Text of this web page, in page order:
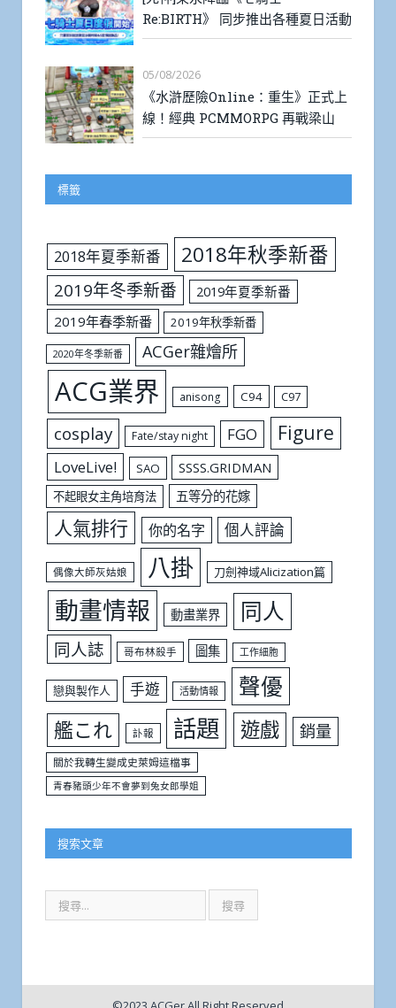
Re:BIRTH》 同步推出各種夏日活動
05/08/2026
《水滸歷險Online：重生》正式上
線！經典 PCMMORPG 再戰梁山
標籤
2018年夏季新番 2018年秋季新番
2019年冬季新番
2019年夏季新番
2019年春季新番
2019年秋季新番
2020年冬季新番 ACGer雜燴所
ACG業界 anisong C94 C97
cosplay Fate/stay night FGO Figure
LoveLive! SAO SSSS.GRIDMAN
不起眼女主角培育法 五等分的花嫁
人氣排行 你的名字 個人評論
偶像大師灰姑娘 八掛 刀劍神域Alicization篇
動畫情報 動畫業界 同人
同人誌 哥布林殺手 圖集 工作細胞
戀與製作人 手遊 活動情報 聲優
艦これ 訃報 話題 遊戲 銷量
關於我轉生變成史萊姆這檔事
青春豬頭少年不會夢到兔女郎學姐
搜索文章